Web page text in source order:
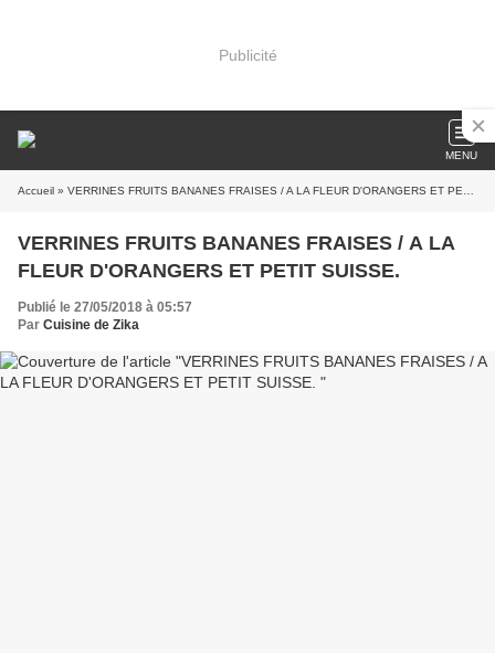
Publicité
MENU
Accueil » VERRINES FRUITS BANANES FRAISES / A LA FLEUR D'ORANGERS ET PETIT SUISSE.
VERRINES FRUITS BANANES FRAISES / A LA
FLEUR D'ORANGERS ET PETIT SUISSE.
Publié le 27/05/2018 à 05:57
Par Cuisine de Zika